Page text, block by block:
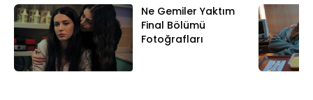
Ne Gemiler Yaktım
Final Bölümü
Fotoğrafları